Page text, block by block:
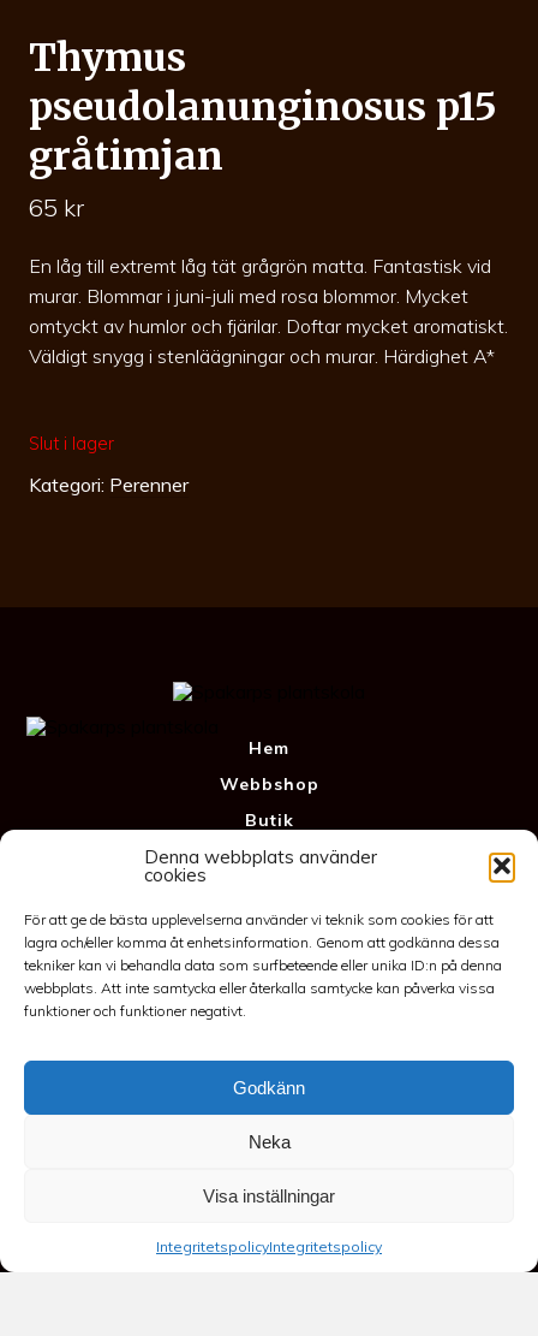
Denna webbplats använder
cookies
För att ge de bästa upplevelserna använder vi teknik som cookies för att
lagra och/eller komma åt enhetsinformation. Genom att godkänna dessa
tekniker kan vi behandla data som surfbeteende eller unika ID:n på denna
webbplats. Att inte samtycka eller återkalla samtycke kan påverka vissa
funktioner och funktioner negativt.
Godkänn
Neka
Visa inställningar
IntegritetspolicyIntegritetspolicy
Thymus
pseudolanunginosus p15
gråtimjan
65 kr
En låg till extremt låg tät grågrön matta. Fantastisk vid
murar. Blommar i juni-juli med rosa blommor. Mycket
omtyckt av humlor och fjärilar. Doftar mycket aromatiskt.
Väldigt snygg i stenläägningar och murar. Härdighet A*
Slut i lager
Kategori: Perenner
Hem
Webbshop
Butik
Kontakt
Köpvillkor & Garanti
Integritetspolicy
spakarp@outlook.com